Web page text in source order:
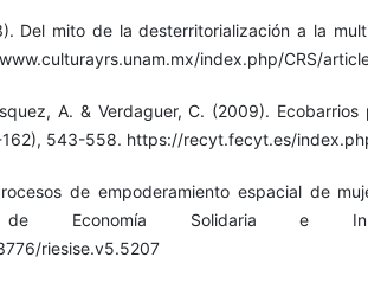
Del mito de la desterritorialización a la
index.php/CRS/
A. & Verdaguer, C. (2009).
162), 543-558. https://recyt.fecyt.es/
de empoderamiento espacial de
de Economía Solidaria e
riesise.v5.5207